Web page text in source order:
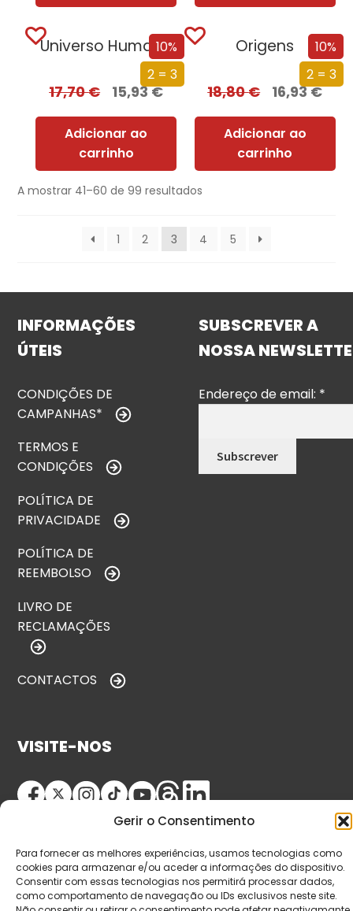
Gerir o Consentimento
Para fornecer as melhores experiências, usamos tecnologias como
cookies para armazenar e/ou aceder a informações do dispositivo.
Consentir com essas tecnologias nos permitirá processar dados,
como comportamento de navegação ou IDs exclusivos neste site.
10%
2 = 3
Universo Humano
17,70€ 15,93€
Adicionar ao
carrinho
10%
2 = 3
Origens
18,80€ 16,93€
Adicionar ao
carrinho
A mostrar 41–60 de 99 resultados
1 2 3 4 5
INFORMAÇÕES
ÚTEIS
CONDIÇÕES DE
CAMPANHAS*
TERMOS E
CONDIÇÕES
POLÍTICA DE
PRIVACIDADE
POLÍTICA DE
REEMBOLSO
LIVRO DE
RECLAMAÇÕES
CONTACTOS
SUBSCREVER A
NOSSA
Endereço de email: *
VISITE-NOS
© Copyright 2026 Saída de Emergência. Todos os